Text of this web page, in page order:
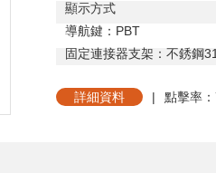
顯示方式
導航鍵： PBT
固定連接器支架：不銹鋼
詳細資料 | 點擊率